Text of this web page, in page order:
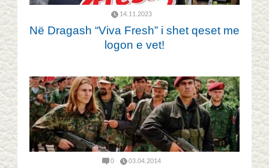
14.11.2023
Në Dragash “Viva Fresh” i shet qeset me
logon e vet!
0 03.04.2014